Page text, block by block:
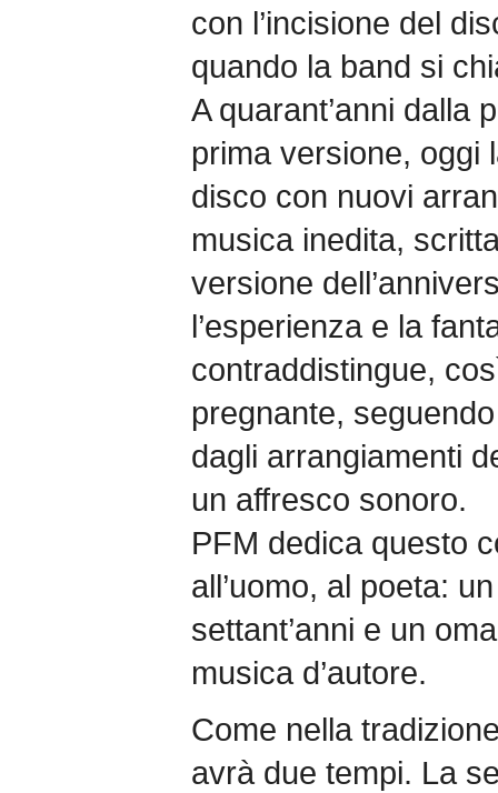
con l’incisione del
quando la band si
A quarant’anni dalla
prima versione, oggi
disco con nuovi
musica inedita,
versione
l’esperienza e la
contraddistingue,
pregnante,
dagli arrangiamenti
un affresco sonoro.
PFM dedica questo
all’uomo, al poeta:
settant’anni e un
musica d’autore.
Come nella
avrà due tempi. La